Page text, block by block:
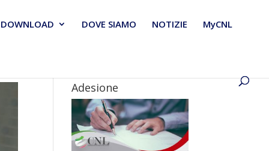
DOWNLOAD DOVE SIAMO NOTIZIE MyCNL
Adesione